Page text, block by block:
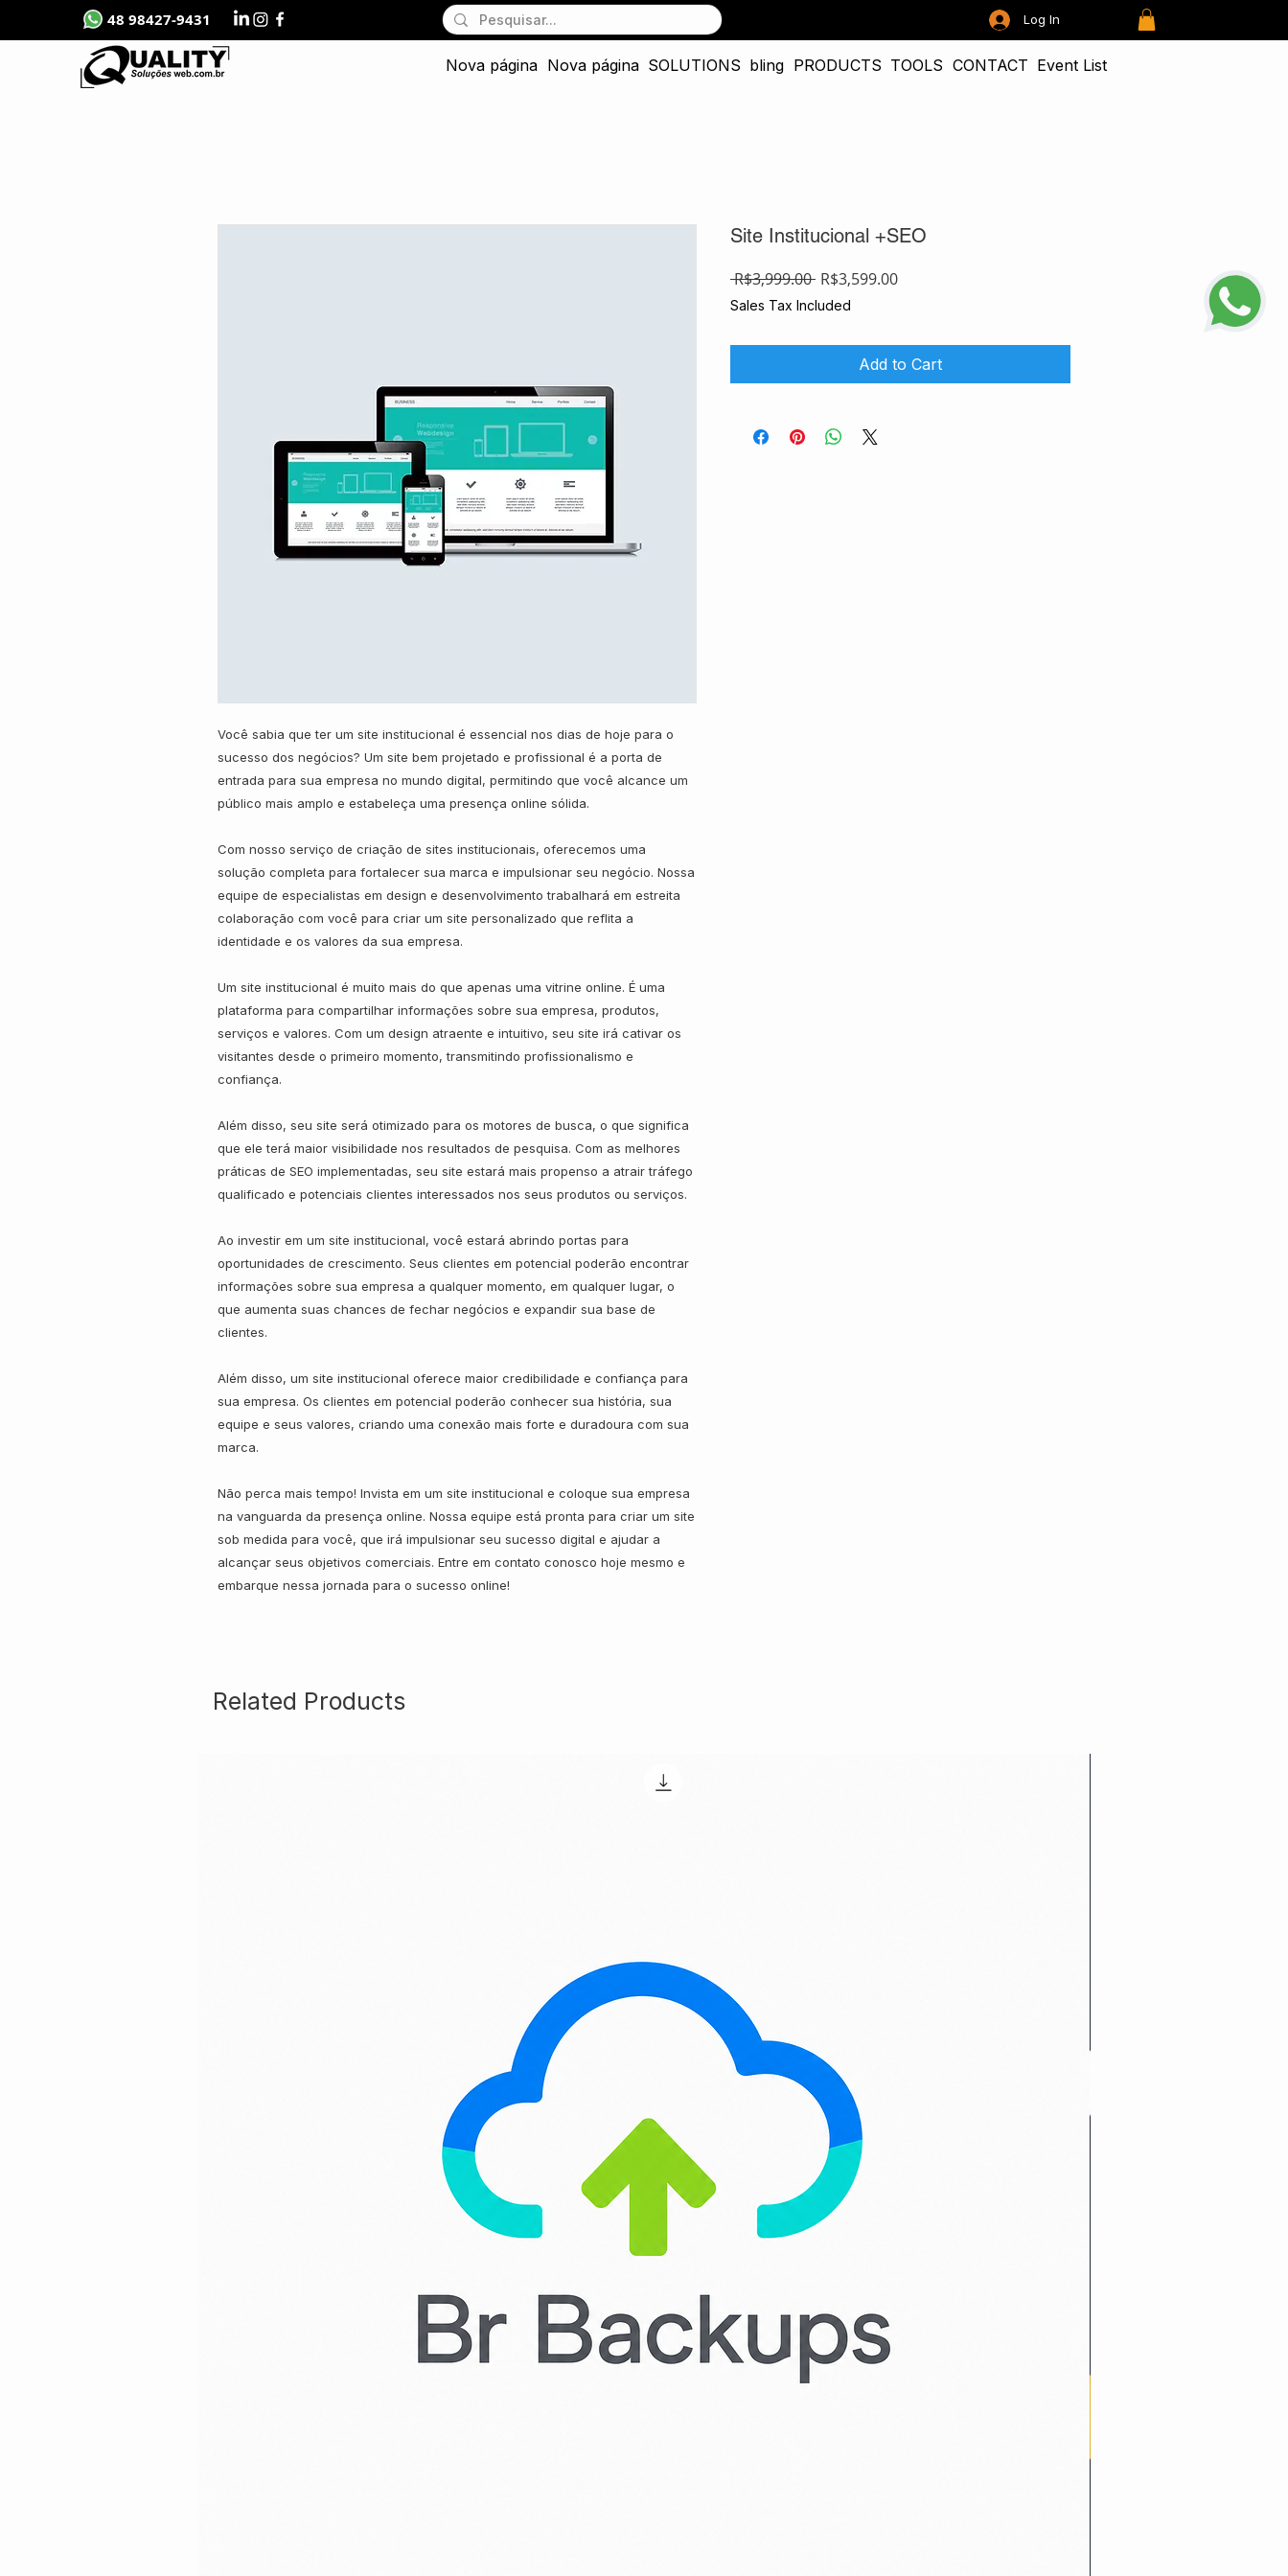
48 98427-9431 Log In
Nova página Nova página SOLUTIONS bling PRODUCTS TOOLS CONTACT Event List
Você sabia que ter um site institucional é essencial nos dias de hoje para o
sucesso dos negócios? Um site bem projetado e profissional é a porta de
entrada para sua empresa no mundo digital, permitindo que você alcance um
público mais amplo e estabeleça uma presença online sólida.
Com nosso serviço de criação de sites institucionais, oferecemos uma
solução completa para fortalecer sua marca e impulsionar seu negócio. Nossa
equipe de especialistas em design e desenvolvimento trabalhará em estreita
colaboração com você para criar um site personalizado que reflita a
identidade e os valores da sua empresa.
Um site institucional é muito mais do que apenas uma vitrine online. É uma
plataforma para compartilhar informações sobre sua empresa, produtos,
serviços e valores. Com um design atraente e intuitivo, seu site irá cativar os
visitantes desde o primeiro momento, transmitindo profissionalismo e
confiança.
Além disso, seu site será otimizado para os motores de busca, o que significa
que ele terá maior visibilidade nos resultados de pesquisa. Com as melhores
práticas de SEO implementadas, seu site estará mais propenso a atrair tráfego
qualificado e potenciais clientes interessados nos seus produtos ou serviços.
Ao investir em um site institucional, você estará abrindo portas para
oportunidades de crescimento. Seus clientes em potencial poderão encontrar
informações sobre sua empresa a qualquer momento, em qualquer lugar, o
que aumenta suas chances de fechar negócios e expandir sua base de
clientes.
Além disso, um site institucional oferece maior credibilidade e confiança para
sua empresa. Os clientes em potencial poderão conhecer sua história, sua
equipe e seus valores, criando uma conexão mais forte e duradoura com sua
marca.
Não perca mais tempo! Invista em um site institucional e coloque sua empresa
na vanguarda da presença online. Nossa equipe está pronta para criar um site
sob medida para você, que irá impulsionar seu sucesso digital e ajudar a
alcançar seus objetivos comerciais. Entre em contato conosco hoje mesmo e
embarque nessa jornada para o sucesso online!
Site Institucional +SEO
R$3,999.00 Regular
Price
R$3,599.00Sale
Sales Tax Included
Add to Cart
Related Products